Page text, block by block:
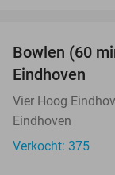
Bowlen (60
Eindhoven
Vier Hoog
Eindhoven
Verkocht: 375